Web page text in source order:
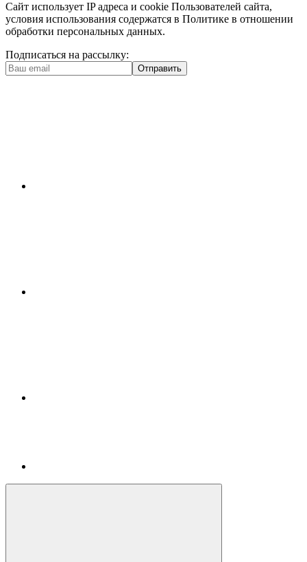
Сайт использует IP адреса и cookie Пользователей сайта,
условия использования содержатся в Политике в отношении
обработки персональных данных.
Подписаться на рассылку:
Отправить